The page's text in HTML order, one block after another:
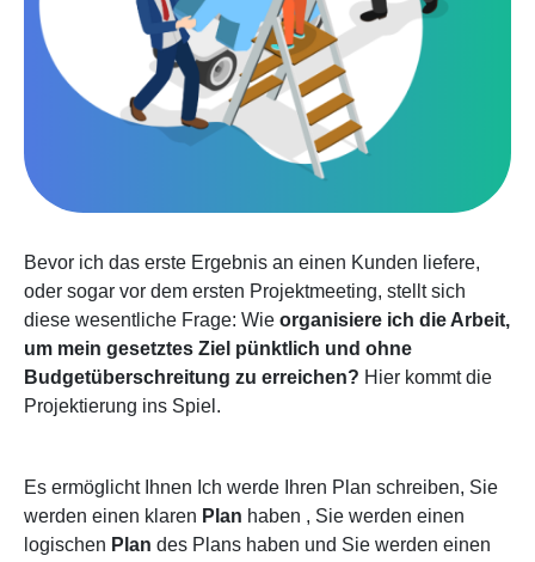
Bevor ich das erste Ergebnis an einen Kunden liefere,
oder sogar vor dem ersten Projektmeeting, stellt sich
diese wesentliche Frage: Wie organisiere ich die Arbeit,
um mein gesetztes Ziel pünktlich und ohne
Budgetüberschreitung zu erreichen? Hier kommt die
Projektierung ins Spiel.
Es ermöglicht Ihnen Ich werde Ihren Plan schreiben, Sie
werden einen klaren Plan haben , Sie werden einen
logischen Plan des Plans haben und Sie werden einen